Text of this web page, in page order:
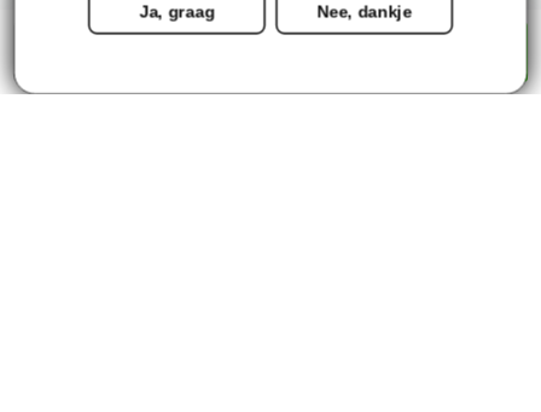
Categorieën
Contact
Ja, graag Nee, dankje